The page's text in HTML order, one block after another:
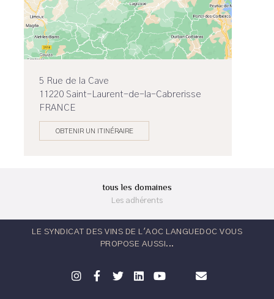
5 Rue de la Cave
11220 Saint-Laurent-de-la-Cabrerisse
FRANCE
OBTENIR UN ITINÉRAIRE
tous les domaines
Les adhérents
LE SYNDICAT DES VINS DE L'AOC LANGUEDOC VOUS
PROPOSE AUSSI...